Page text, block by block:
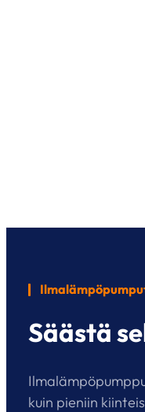
Säästä
kuin pieniin